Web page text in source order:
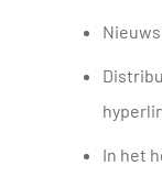
In het